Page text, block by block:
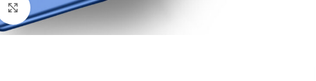
Nagyítás